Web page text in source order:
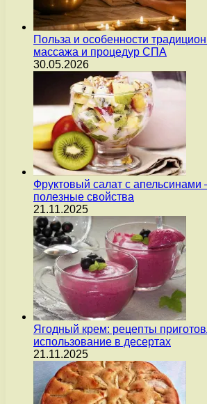
Польза и особенности
массажа и процедур СПА
30.05.2026
Фруктовый салат с апельсинами
полезные свойства
21.11.2025
Ягодный крем: рецепты
использование в десертах
21.11.2025